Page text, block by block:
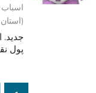
جدید.
پول